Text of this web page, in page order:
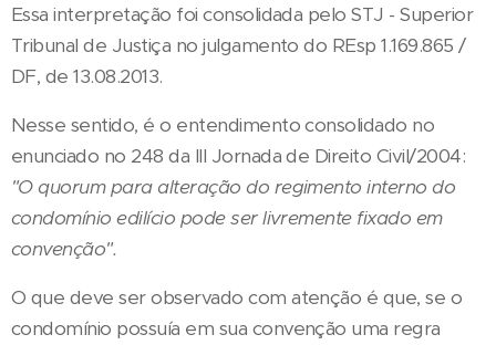
Essa interpretação foi consolidada pelo STJ - Superior
Tribunal de Justiça no julgamento do REsp 1.169.865 /
DF, de 13.08.2013.
Nesse sentido, é o entendimento consolidado no
enunciado no 248 da III Jornada de Direito Civil/2004:
"O quorum para alteração do regimento interno do
condomínio edilício pode ser livremente fixado em
convenção".
O que deve ser observado com atenção é que, se o
condomínio possuía em sua convenção uma regra